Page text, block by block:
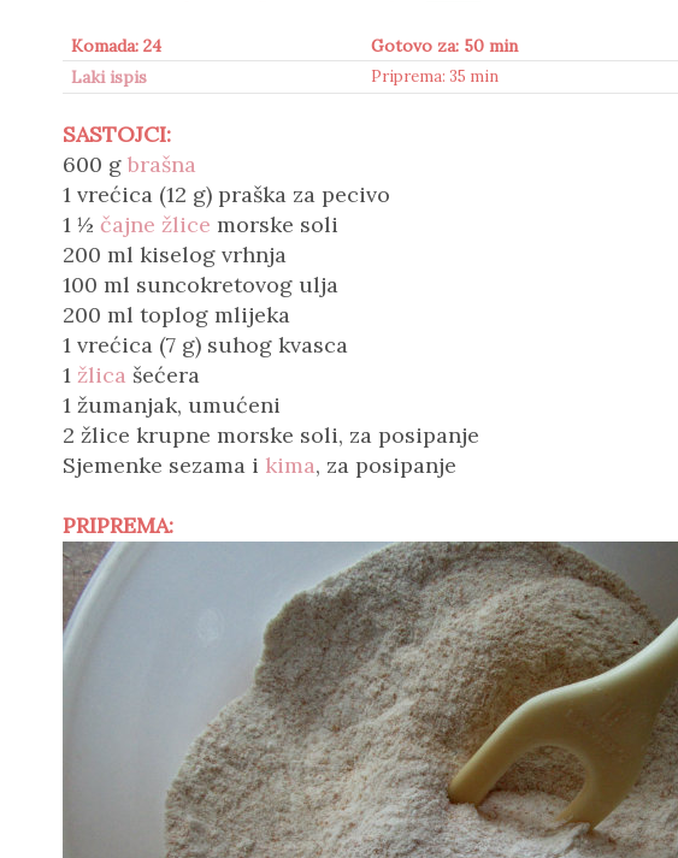
Komada: 24 Gotovo za: 50 min
Laki ispis
Priprema: 35 min
SASTOJCI:
600 g brašna
1 vrećica (12 g) praška za pecivo
1 ½ čajne žlice morske soli
200 ml kiselog vrhnja
100 ml suncokretovog ulja
200 ml toplog mlijeka
1 vrećica (7 g) suhog kvasca
1 žlica šećera
1 žumanjak, umućeni
2 žlice krupne morske soli, za posipanje
Sjemenke sezama i kima, za posipanje
PRIPREMA: